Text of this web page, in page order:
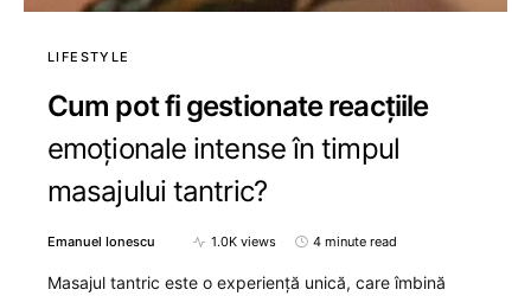
LIFESTYLE
Cum pot fi gestionate reacțiile
emoționale intense în timpul
masajului tantric?
Emanuel Ionescu 1.0K views 4 minute read
Masajul tantric este o experiență unică, care îmbină